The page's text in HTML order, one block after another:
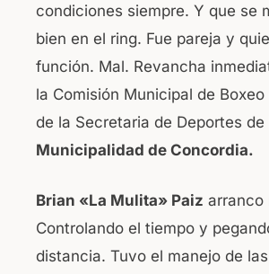
condiciones siempre. Y que se
bien en el ring. Fue pareja y
función. Mal. Revancha
la Comisión Municipal de
de la Secretaria de Deportes de
Municipalidad de Concordia.
Brian «La Mulita» Paiz arranco
Controlando el tiempo y
distancia. Tuvo el manejo de